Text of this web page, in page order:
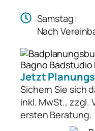
Samstag:
Nach
Jetzt
Sichern Sie sich
inkl. MwSt., zzgl.
ersten Beratung.